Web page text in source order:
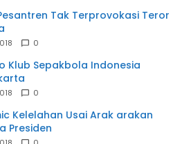
Tak Terprovokasi Teror
0
Klub Sepakbola Indonesia
0
Kelelahan Usai Arak arakan
Presiden